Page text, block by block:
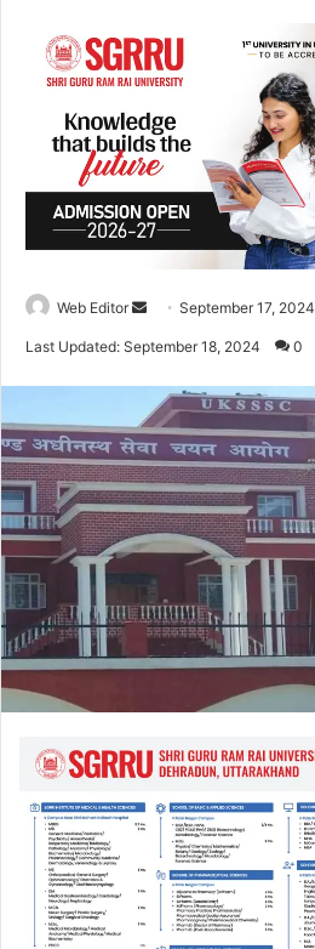
Web Editor
a
n
e
m
a
September 17, 2024
Last Updated: September 18, 2024 0